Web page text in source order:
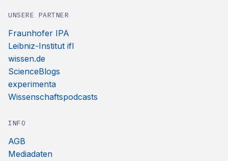
UNSERE PARTNER
Fraunhofer IPA
Leibniz-Institut ifl
wissen.de
ScienceBlogs
experimenta
Wissenschaftspodcasts
INFO
AGB
Mediadaten